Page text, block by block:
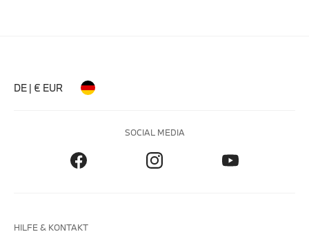
DE | € EUR
SOCIAL MEDIA
HILFE & KONTAKT